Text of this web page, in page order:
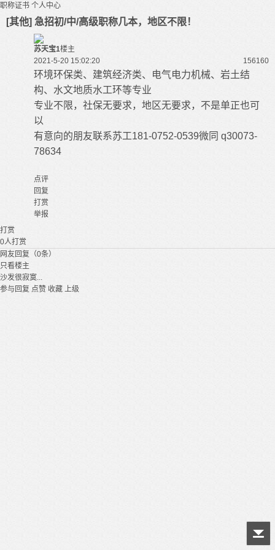
职称证书 个人中心
[其他] 急招初/中/高级职称几本，地区不限！
苏天宝1楼主
2021-5-20 15:02:20
156160
环境环保类、建筑经济类、电气电力机械、岩土结
构、水文地质水工环等专业
专业不限，社保无要求，地区无要求，不是单正也可
以
有意向的朋友联系苏工181-0752-0539微同 q30073-
78634
点评
回复
打赏
举报
打赏
0人打赏
网友回复（0条）
只看楼主
沙发很寂寞...
参与回复 点赞 收藏 上级